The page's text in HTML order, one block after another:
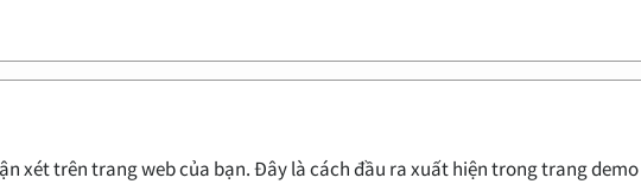
xét trên trang web của bạn. Đây là cách đầu ra xuất hiện trong trang